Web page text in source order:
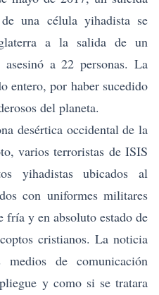
una célula yihadista se
a la salida de un
a 22 personas. La
entero, por haber sucedido
del planeta.
desértica occidental de la
varios terroristas de ISIS
yihadistas ubicados al
con uniformes militares
fría y en absoluto estado de
cristianos. La noticia
de comunicación
y como si se tratara